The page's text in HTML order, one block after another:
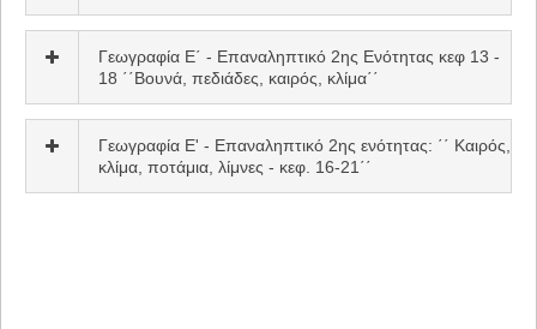
Γεωγραφία Ε΄ - Επαναληπτικό 2ης Ενότητας κεφ 13 -
18 ΄΄Βουνά, πεδιάδες, καιρός, κλίμα΄΄
Γεωγραφία Ε' - Επαναληπτικό 2ης ενότητας: ΄΄ Καιρός,
κλίμα, ποτάμια, λίμνες - κεφ. 16-21΄΄